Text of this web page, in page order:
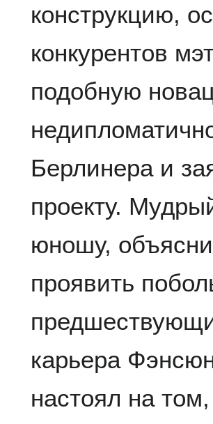
конструкцию,
конкурентов
подобную
Берлинера и
проекту.
юношу,
проявить
карьера
настоял на